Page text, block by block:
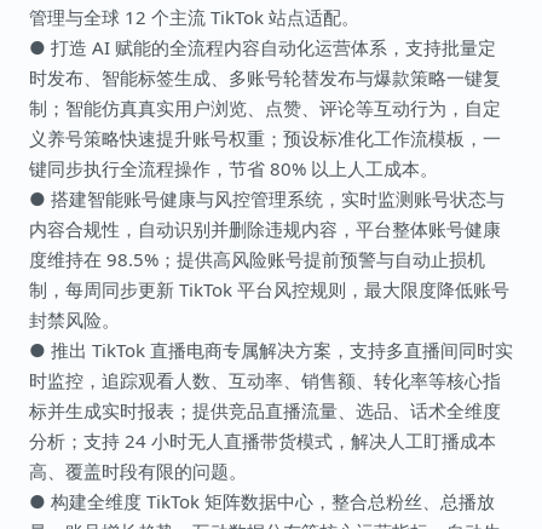
管理与全球 12 个主流 TikTok 站点适配。
● 打造 AI 赋能的全流程内容自动化运营体系，支持批量定
时发布、智能标签生成、多账号轮替发布与爆款策略一键复
制；智能仿真真实用户浏览、点赞、评论等互动行为，自定
义养号策略快速提升账号权重；预设标准化工作流模板，一
键同步执行全流程操作，节省 80% 以上人工成本。
● 搭建智能账号健康与风控管理系统，实时监测账号状态与
内容合规性，自动识别并删除违规内容，平台整体账号健康
度维持在 98.5%；提供高风险账号提前预警与自动止损机
制，每周同步更新 TikTok 平台风控规则，最大限度降低账号
封禁风险。
● 推出 TikTok 直播电商专属解决方案，支持多直播间同时实
时监控，追踪观看人数、互动率、销售额、转化率等核心指
标并生成实时报表；提供竞品直播流量、选品、话术全维度
分析；支持 24 小时无人直播带货模式，解决人工盯播成本
高、覆盖时段有限的问题。
● 构建全维度 TikTok 矩阵数据中心，整合总粉丝、总播放